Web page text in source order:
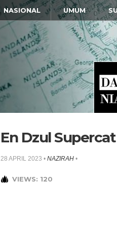
NASIONAL UMUM
En Dzul Supercat
28 APRIL 2023 • NAZIRAH •
VIEWS: 120